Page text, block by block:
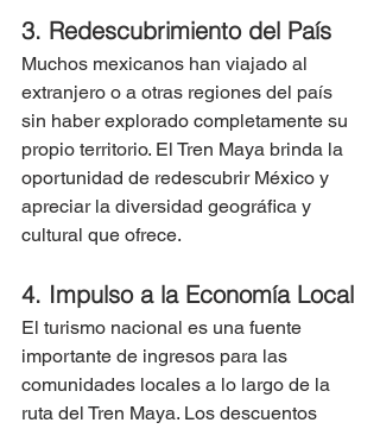
3. Redescubrimiento del País
Muchos mexicanos han viajado al
extranjero o a otras regiones del país
sin haber explorado completamente su
propio territorio. El Tren Maya brinda la
oportunidad de redescubrir México y
apreciar la diversidad geográfica y
cultural que ofrece.
4. Impulso a la Economía Local
El turismo nacional es una fuente
importante de ingresos para las
comunidades locales a lo largo de la
ruta del Tren Maya. Los descuentos